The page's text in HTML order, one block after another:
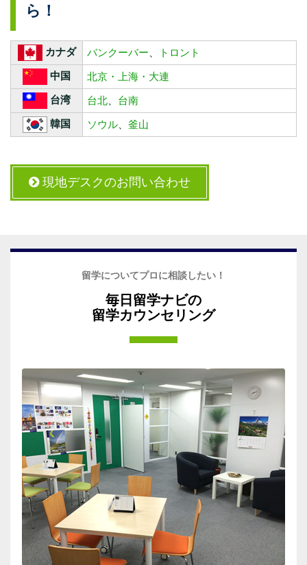
ら！
カナダ バンクーバー
トロント
中国
北京・上海・大連
台湾
台北、 台南
韓国
ソウル、 釜山
現地デスクのお問い合わせ
留学についてプロに相談したい！
毎日留学ナビの
留学カウンセリング